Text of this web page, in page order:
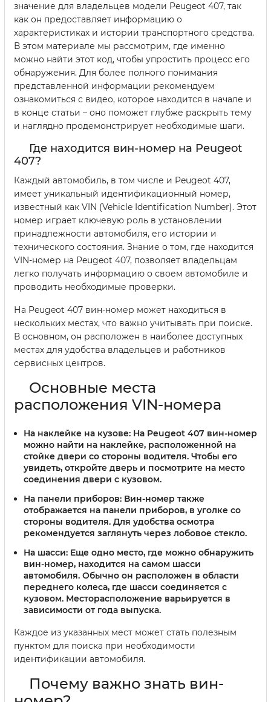
значение для владельцев модели Peugeot 407, так
как он предоставляет информацию о
характеристиках и истории транспортного средства.
В этом материале мы рассмотрим, где именно
можно найти этот код, чтобы упростить процесс его
обнаружения. Для более полного понимания
представленной информации рекомендуем
ознакомиться с видео, которое находится в начале и
в конце статьи – оно поможет глубже раскрыть тему
и наглядно продемонстрирует необходимые шаги.
Где находится вин-номер на Peugeot
407?
Каждый автомобиль, в том числе и Peugeot 407,
имеет уникальный идентификационный номер,
известный как VIN (Vehicle Identification Number). Этот
номер играет ключевую роль в установлении
принадлежности автомобиля, его истории и
технического состояния. Знание о том, где находится
VIN-номер на Peugeot 407, позволяет владельцам
легко получать информацию о своем автомобиле и
проводить необходимые проверки.
На Peugeot 407 вин-номер может находиться в
нескольких местах, что важно учитывать при поиске.
В основном, он расположен в наиболее доступных
местах для удобства владельцев и работников
сервисных центров.
Основные места
расположения VIN-номера
На наклейке на кузове: На Peugeot 407 вин-номер
можно найти на наклейке, расположенной на
стойке двери со стороны водителя. Чтобы его
увидеть, откройте дверь и посмотрите на место
соединения двери с кузовом.
На панели приборов: Вин-номер также
отображается на панели приборов, в уголке со
стороны водителя. Для удобства осмотра
рекомендуется заглянуть через лобовое стекло.
На шасси: Еще одно место, где можно обнаружить
вин-номер, находится на самом шасси
автомобиля. Обычно он расположен в области
переднего колеса, где шасси соединяется с
кузовом. Месторасположение варьируется в
зависимости от года выпуска.
Каждое из указанных мест может стать полезным
пунктом для поиска при необходимости
идентификации автомобиля.
Почему важно знать вин-